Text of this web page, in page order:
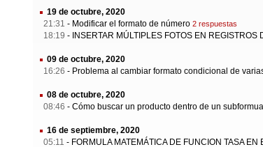
19 de octubre, 2020
21:31 - Modificar el formato de número 2 respuestas
18:19 - INSERTAR MÚLTIPLES FOTOS EN REGISTROS
09 de octubre, 2020
16:26 - Problema al cambiar formato condicional de
08 de octubre, 2020
08:46 - Cómo buscar un producto dentro de un
16 de septiembre, 2020
05:11 - FORMULA MATEMÁTICA DE FUNCION TASA EN